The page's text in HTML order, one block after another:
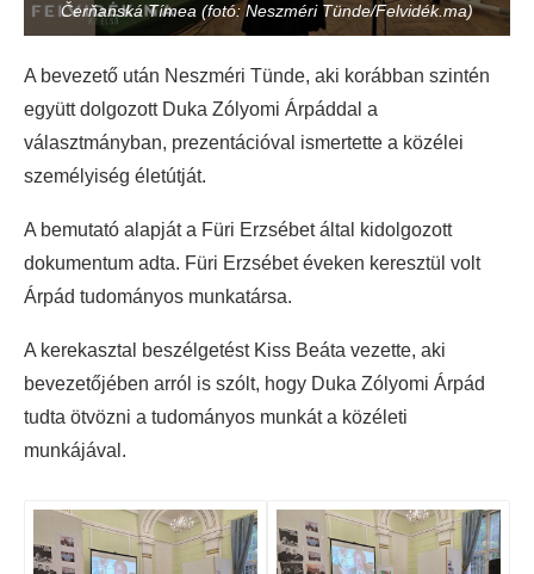
Čerňanská Tímea (fotó: Neszméri Tünde/Felvidék.ma)
A bevezető után Neszméri Tünde, aki korábban szintén
együtt dolgozott Duka Zólyomi Árpáddal a
választmányban, prezentációval ismertette a közélei
személyiség életútját.
A bemutató alapját a Füri Erzsébet által kidolgozott
dokumentum adta. Füri Erzsébet éveken keresztül volt
Árpád tudományos munkatársa.
A kerekasztal beszélgetést Kiss Beáta vezette, aki
bevezetőjében arról is szólt, hogy Duka Zólyomi Árpád
tudta ötvözni a tudományos munkát a közéleti
munkájával.